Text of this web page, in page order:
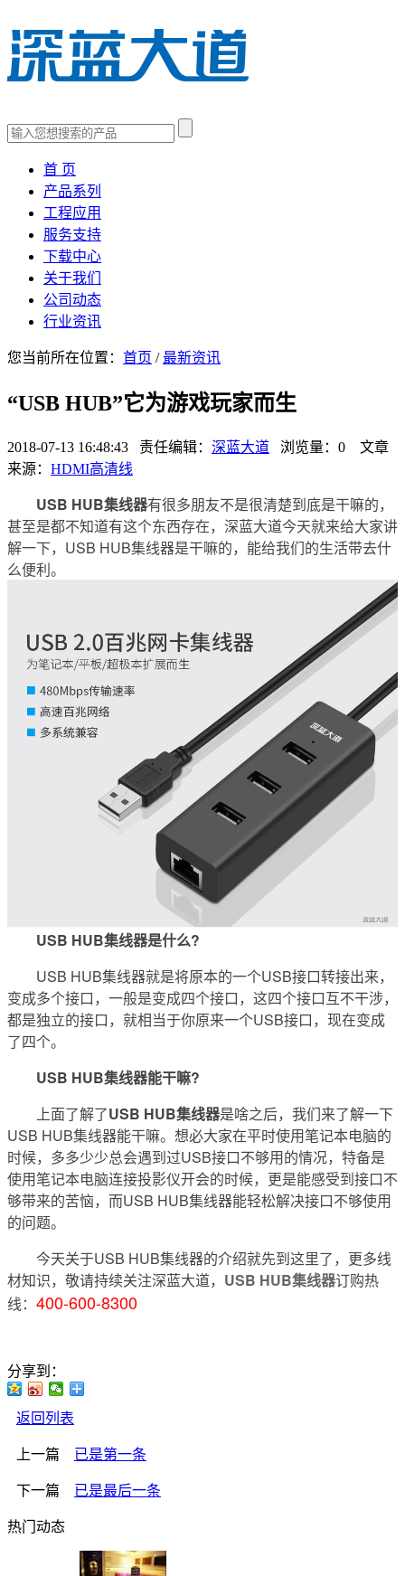
首 页
产品系列
工程应用
服务支持
下载中心
关于我们
公司动态
行业资讯
您当前所在位置： 首页 /最新资讯
“USB HUB”它为游戏玩家而生
2018-07-13 16:48:43 责任编辑： 深蓝大道 浏览量： 0 文章
来源： HDMI高清线
USB HUB集线器有很多朋友不是很清楚到底是干嘛的，
甚至是都不知道有这个东西存在，深蓝大道今天就来给大家讲
解一下，USB HUB集线器是干嘛的，能给我们的生活带去什
么便利。
USB HUB集线器是什么?
USB HUB集线器就是将原本的一个USB接口转接出来，
变成多个接口，一般是变成四个接口，这四个接口互不干涉，
都是独立的接口，就相当于你原来一个USB接口，现在变成
了四个。
USB HUB集线器能干嘛?
上面了解了USB HUB集线器是啥之后，我们来了解一下
USB HUB集线器能干嘛。想必大家在平时使用笔记本电脑的
时候，多多少少总会遇到过USB接口不够用的情况，特备是
使用笔记本电脑连接投影仪开会的时候，更是能感受到接口不
够带来的苦恼，而USB HUB集线器能轻松解决接口不够使用
的问题。
今天关于USB HUB集线器的介绍就先到这里了，更多线
材知识，敬请持续关注深蓝大道， USB HUB集线器订购热
线： 400-600-8300
分享到：
返回列表
上一篇 已是第一条
下一篇 已是最后一条
热门动态